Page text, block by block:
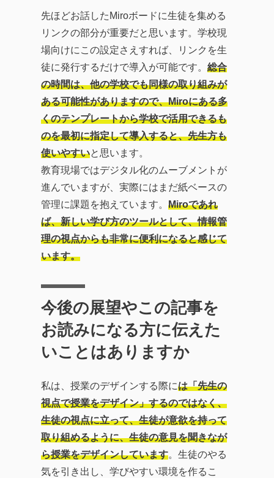
先ほどお話したMiroボードに生徒を集める
リンクの部分が重要だと思います。学校現
場向けにこの設定さえすれば、リンクを生
徒に発行するだけで導入が可能です。 総合
の時間は、他の学校でも同様の取り組みが
ある可能性がありますので、Miroにある多
くのテンプレートから学校で活用できるも
のを最初に指定して導入すると、先生方も
使いやすいと思います。
教育現場ではデジタル化のムーブメントが
進んでいますが、実際にはまだ紙ベースの
管理に課題を抱えています。 Miroであれ
ば、新しい学び方のツールとして、情報管
理の視点からも非常に便利になると感じて
います。
今後の展望やこの記事を
お読みになる方に伝えた
いことはありますか
私は、授業のデザインする際には「先生の
視点で授業をデザイン」するのではなく、
生徒の視点に立って、生徒が意欲を持って
取り組めるように、生徒の意見を聞きなが
ら授業をデザインしています。生徒のやる
気を引き出し、学びやすい環境を作るこ